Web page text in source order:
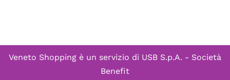
Veneto Shopping è un servizio di USB S.p.A. - Società
Benefit